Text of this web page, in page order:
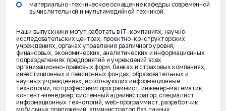
материально-техническое оснащение кафедры современной
вычислительной и мультимедийной техникой.
Наши выпускники могут работать в IT-компаниях, научно-
исследовательских центрах, проектно-конструкторских
учреждениях, органах управления различного уровня,
финансовых, экономических, аналитических и информационных
подразделениях предприятий и учреждений всех
организационно-правовых форм, банках и страховых компаниях,
инвестиционных и пенсионных фондах, образовательных и
научных учреждениях, использующих информационные
технологии, по профессиям: программист, инженер-математик,
контент-менеджер, системный администратор, специалист
информационных технологий, web-программист, разработчик
мобильных приложений, администратор баз данных,